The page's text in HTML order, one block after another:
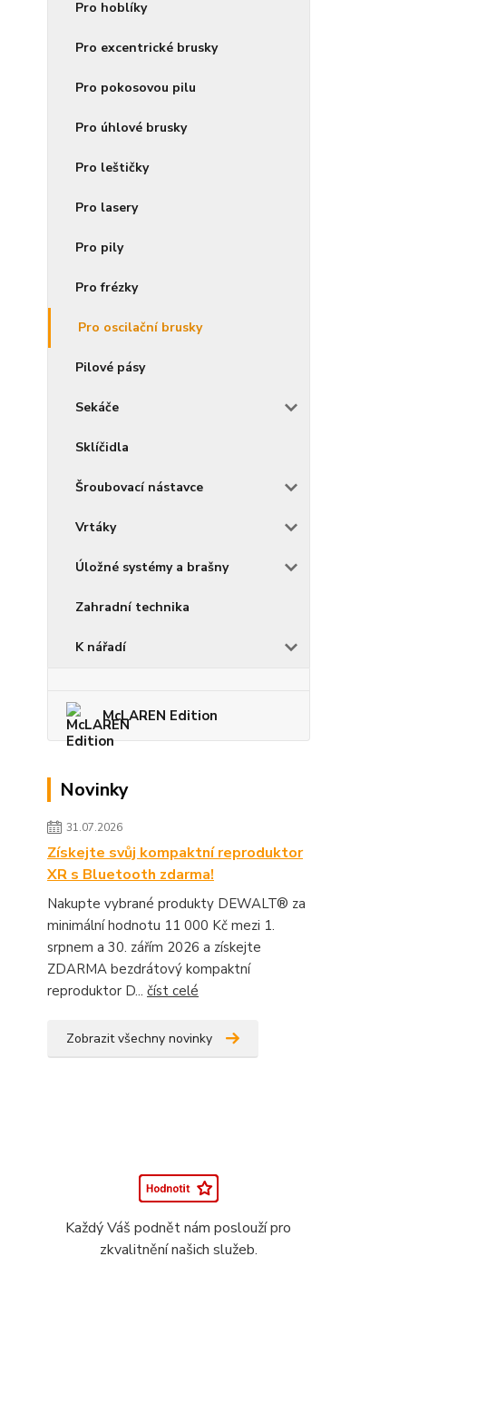
Pro hoblíky
Pro excentrické brusky
Pro pokosovou pilu
Pro úhlové brusky
Pro leštičky
Pro lasery
Pro pily
Pro frézky
Pro oscilační brusky
Pilové pásy
Sekáče
Sklíčidla
Šroubovací nástavce
Vrtáky
Úložné systémy a brašny
Zahradní technika
K nářadí
McLAREN Edition
Novinky
31.07.2026
Získejte svůj kompaktní reproduktor
XR s Bluetooth zdarma!
Nakupte vybrané produkty DEWALT® za
minimální hodnotu 11 000 Kč mezi 1.
srpnem a 30. zářím 2026 a získejte
ZDARMA bezdrátový kompaktní
reproduktor D... číst celé
Zobrazit všechny novinky
Každý Váš podnět nám poslouží pro
zkvalitnění našich služeb.